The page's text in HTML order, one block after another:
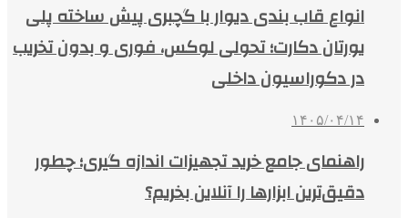
انواع قاب بندی دیوار با گچبری پیش ساخته پلی
یورتان دکارت؛ تحولی لوکس، فوری و بدون تخریب
در دکوراسیون داخلی
۱۴۰۵/۰۴/۱۴
راهنمای جامع خرید تجهیزات اندازه گیری؛ چطور
دقیق‌ترین ابزارها را آنلاین بخریم؟